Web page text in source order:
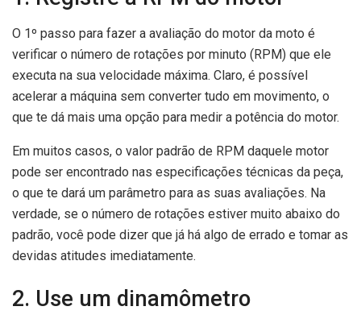
O 1º passo para fazer a avaliação do motor da moto é
verificar o número de rotações por minuto (RPM) que ele
executa na sua velocidade máxima. Claro, é possível
acelerar a máquina sem converter tudo em movimento, o
que te dá mais uma opção para medir a potência do motor.
Em muitos casos, o valor padrão de RPM daquele motor
pode ser encontrado nas especificações técnicas da peça,
o que te dará um parâmetro para as suas avaliações. Na
verdade, se o número de rotações estiver muito abaixo do
padrão, você pode dizer que já há algo de errado e tomar as
devidas atitudes imediatamente.
2. Use um dinamômetro